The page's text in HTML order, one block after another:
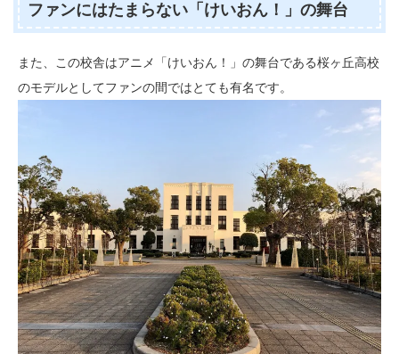
ファンにはたまらない「けいおん！」の舞台
また、この校舎はアニメ「けいおん！」の舞台である桜ヶ丘高校
のモデルとしてファンの間ではとても有名です。